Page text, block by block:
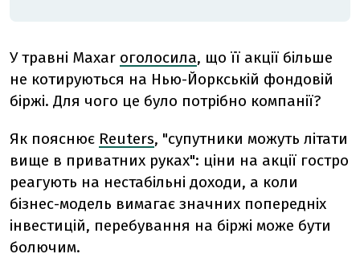
У травні Maxar оголосила, що її акції більше
не котируються на Нью-Йоркській фондовій
біржі. Для чого це було потрібно компанії?
Як пояснює Reuters, "cупутники можуть літати
вище в приватних руках": ціни на акції гостро
реагують на нестабільні доходи, а коли
бізнес-модель вимагає значних попередніх
інвестицій, перебування на біржі може бути
болючим.